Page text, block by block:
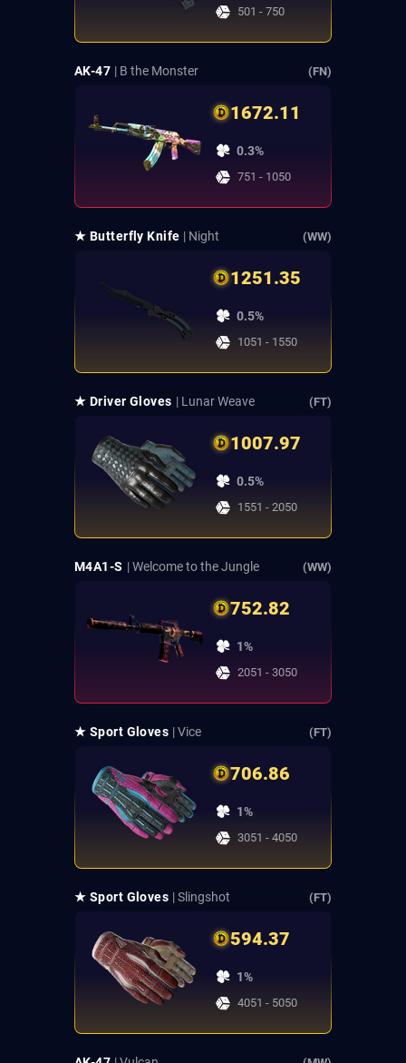
501 - 750
AK-47 | B the Monster (FN)
1672.11
0.3%
751 - 1050
★ Butterfly Knife | Night (WW)
1251.35
0.5%
1051 - 1550
★ Driver Gloves | Lunar Weave (FT)
1007.97
0.5%
1551 - 2050
M4A1-S | Welcome to the Jungle (WW)
752.82
1%
2051 - 3050
★ Sport Gloves | Vice (FT)
706.86
1%
3051 - 4050
★ Sport Gloves | Slingshot (FT)
594.37
1%
4051 - 5050